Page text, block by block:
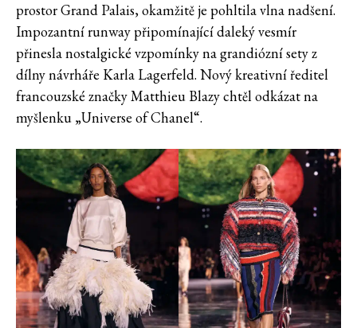
prostor Grand Palais, okamžitě je pohltila vlna nadšení.
Impozantní runway připomínající daleký vesmír
přinesla nostalgické vzpomínky na grandiózní sety z
dílny návrháře Karla Lagerfeld. Nový kreativní ředitel
francouzské značky Matthieu Blazy chtěl odkázat na
myšlenku „Universe of Chanel“.